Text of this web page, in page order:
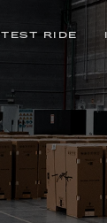
TEST RIDE